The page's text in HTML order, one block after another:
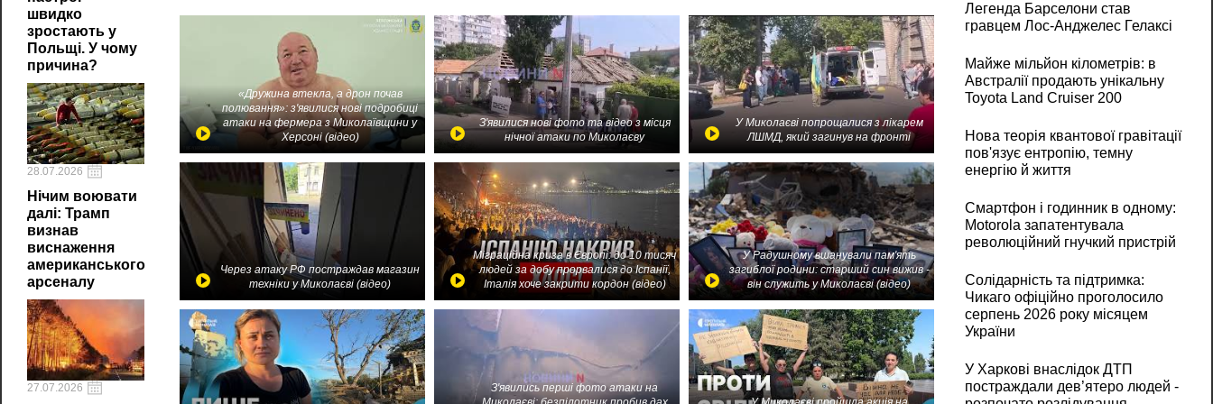
швидко
зростають у
Польщі. У чому
причина?
28.07.2026
Нічим воювати
далі: Трамп
визнав
виснаження
американського
арсеналу
27.07.2026
«Дружина втекла, а дрон почав
полювання»: з'явилися нові подробиці
атаки на фермера з Миколаївщини у
Херсоні (відео)
З'явилися нові фото та відео з місця
нічної атаки по Миколаєву
У Миколаєві попрощалися з лікарем
ЛШМД, який загинув на фронті
Через атаку РФ постраждав магазин
техніки у Миколаєві (відео)
Міграційна криза в Європі: до 10 тисяч
людей за добу прорвалися до Іспанії,
Італія хоче закрити кордон (відео)
У Радушному вшанували пам'ять
загиблої родини: старший син вижив -
він служить у Миколаєві (відео)
З'явились перші фото атаки на
Легенда Барселони став
гравцем Лос-Анджелес Гелаксі
Майже мільйон кілометрів: в
Австралії продають унікальну
Toyota Land Cruiser 200
Нова теорія квантової гравітації
пов'язує ентропію, темну
енергію й життя
Смартфон і годинник в одному:
Motorola запатентувала
революційний гнучкий пристрій
Солідарність та підтримка:
Чикаго офіційно проголосило
серпень 2026 року місяцем
України
У Харкові внаслідок ДТП
постраждали дев’ятеро людей -